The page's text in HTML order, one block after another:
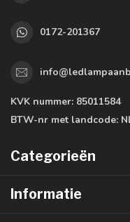
0172-201367
KVK nummer: 85011584
BTW-nr met landcode:
Categorieën
Informatie